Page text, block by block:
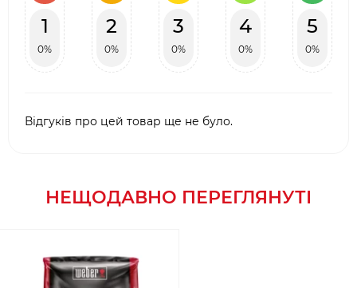
1
0%
2
0%
3
0%
4
0%
5
0%
Відгуків про цей товар ще не було.
НЕЩОДАВНО ПЕРЕГЛЯНУТІ